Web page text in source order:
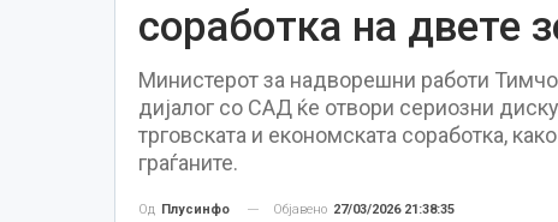
соработка на двете
Министерот за надворешни работи
дијалог со САД ќе отвори сериозни
трговската и економската соработка,
граѓаните.
Од Плусинфо Објавено 27/03/2026 21:38:35